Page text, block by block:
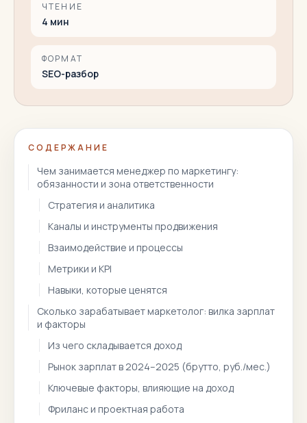
ЧТЕНИЕ
4 мин
ФОРМАТ
SEO-разбор
СОДЕРЖАНИЕ
Чем занимается менеджер по маркетингу:
обязанности и зона ответственности
Стратегия и аналитика
Каналы и инструменты продвижения
Взаимодействие и процессы
Метрики и KPI
Навыки, которые ценятся
Сколько зарабатывает маркетолог: вилка зарплат
и факторы
Из чего складывается доход
Рынок зарплат в 2024–2025 (брутто, руб./мес.)
Ключевые факторы, влияющие на доход
Фриланс и проектная работа